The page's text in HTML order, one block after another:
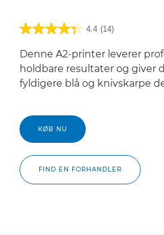
4.4 (14)
Denne A2-printer leverer
holdbare resultater og giver
fyldigere blå og knivskarpe
KØB NU
FIND EN FORHANDLER